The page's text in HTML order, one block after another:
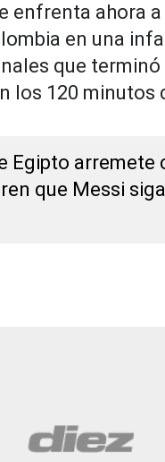
enfrenta ahora a
en una
que terminó
los 120 minutos
Egipto arremete
que Messi